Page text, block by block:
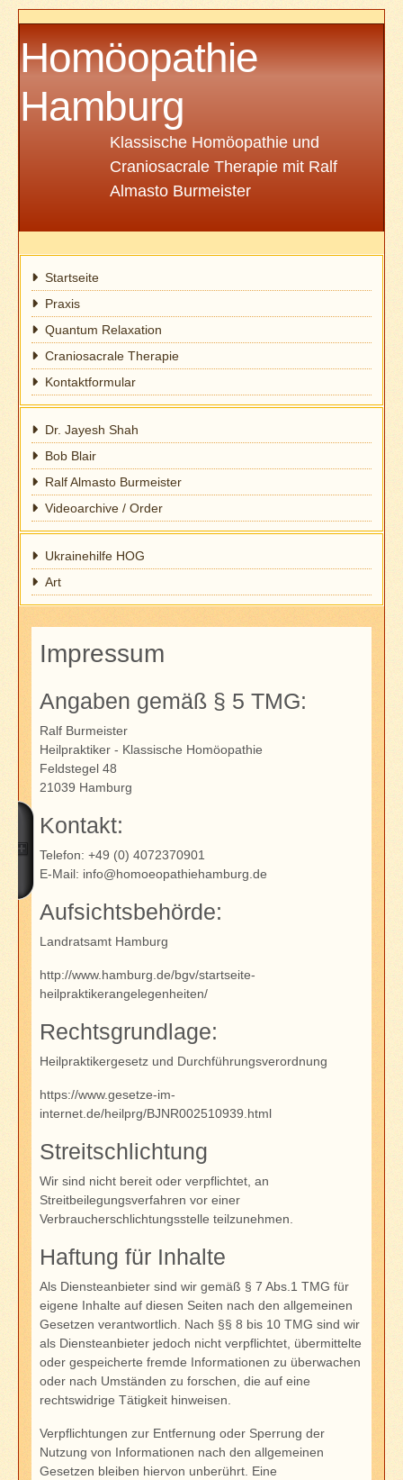
Homöopathie
Hamburg
Klassische Homöopathie und
Craniosacrale Therapie mit Ralf
Almasto Burmeister
Startseite
Praxis
Quantum Relaxation
Craniosacrale Therapie
Kontaktformular
Dr. Jayesh Shah
Bob Blair
Ralf Almasto Burmeister
Videoarchive / Order
Ukrainehilfe HOG
Art
Impressum
Angaben gemäß § 5 TMG:
Ralf Burmeister
Heilpraktiker - Klassische Homöopathie
Feldstegel 48
21039 Hamburg
Kontakt:
Telefon: +49 (0) 4072370901
E-Mail: info@homoeopathiehamburg.de
Aufsichtsbehörde:
Landratsamt Hamburg
http://www.hamburg.de/bgv/startseite-
heilpraktikerangelegenheiten/
Rechtsgrundlage:
Heilpraktikergesetz und Durchführungsverordnung
https://www.gesetze-im-
internet.de/heilprg/BJNR002510939.html
Streitschlichtung
Wir sind nicht bereit oder verpflichtet, an
Streitbeilegungsverfahren vor einer
Verbraucherschlichtungsstelle teilzunehmen.
Haftung für Inhalte
Als Diensteanbieter sind wir gemäß § 7 Abs.1 TMG für
eigene Inhalte auf diesen Seiten nach den allgemeinen
Gesetzen verantwortlich. Nach §§ 8 bis 10 TMG sind wir
als Diensteanbieter jedoch nicht verpflichtet, übermittelte
oder gespeicherte fremde Informationen zu überwachen
oder nach Umständen zu forschen, die auf eine
rechtswidrige Tätigkeit hinweisen.
Verpflichtungen zur Entfernung oder Sperrung der
Nutzung von Informationen nach den allgemeinen
Gesetzen bleiben hiervon unberührt. Eine